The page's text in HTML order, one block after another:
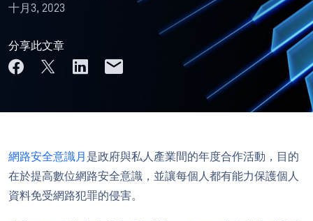
十月3, 2023
分享此文章
網路安全意識月 是政府與私人產業間的年度合作活動，目的
在於提高數位網路安全意識，並讓每個人都有能力保護個人
資料免受網路犯罪的侵害。